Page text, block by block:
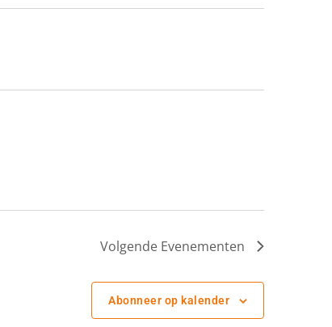
Volgende Evenementen
Abonneer op kalender